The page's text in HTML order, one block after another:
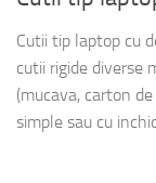
Cutii tip laptop cu
cutii rigide diverse
(mucava, carton
simple sau cu